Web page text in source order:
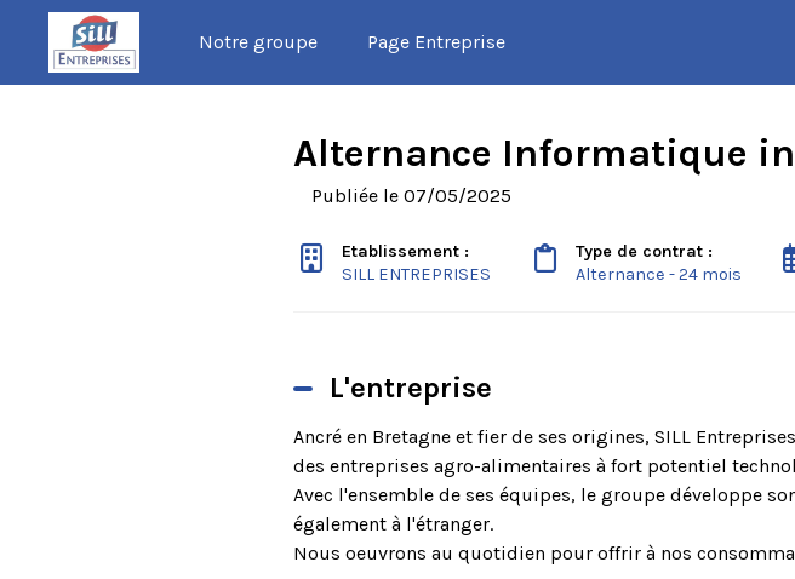
Notre groupe Page Entreprise
Alternance Informatique
Publiée le 07/05/2025
Etablissement :
SILL ENTREPRISES
Type de contrat :
Alternance - 24 mois
L'entreprise
Ancré en Bretagne et fier de ses origines, SILL
des entreprises agro-alimentaires à fort potentiel
Avec l'ensemble de ses équipes, le groupe développe
également à l'étranger.
Nous oeuvrons au quotidien pour offrir à nos